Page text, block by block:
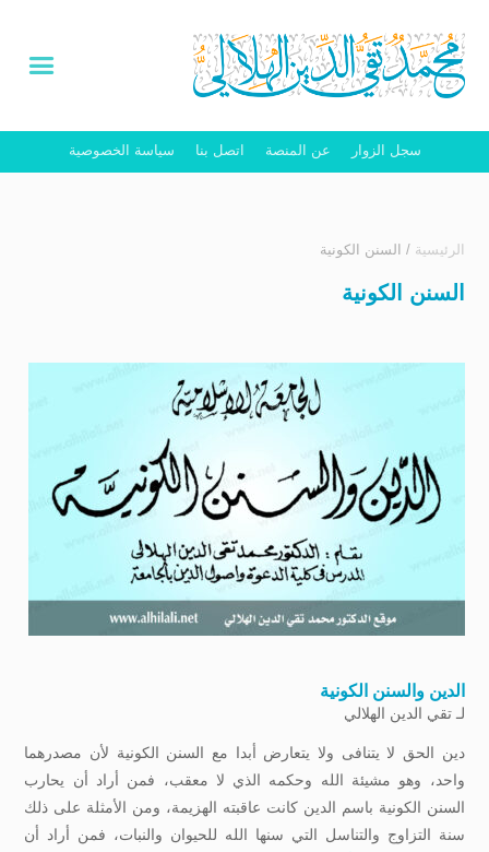
سجل الزوار عن المنصة اتصل بنا سياسة الخصوصية
الرئيسية / السنن الكونية
السنن الكونية
الدين والسنن الكونية
لـتقي الدين الهلالي
دين الحق لا يتنافى ولا يتعارض أبدا مع السنن الكونية لأن مصدرهما
واحد، وهو مشيئة الله وحكمه الذي لا معقب، فمن أراد أن يحارب
السنن الكونية باسم الدين كانت عاقبته الهزيمة، ومن الأمثلة على ذلك
سنة التزاوج والتناسل التي سنها الله للحيوان والنبات، فمن أراد أن